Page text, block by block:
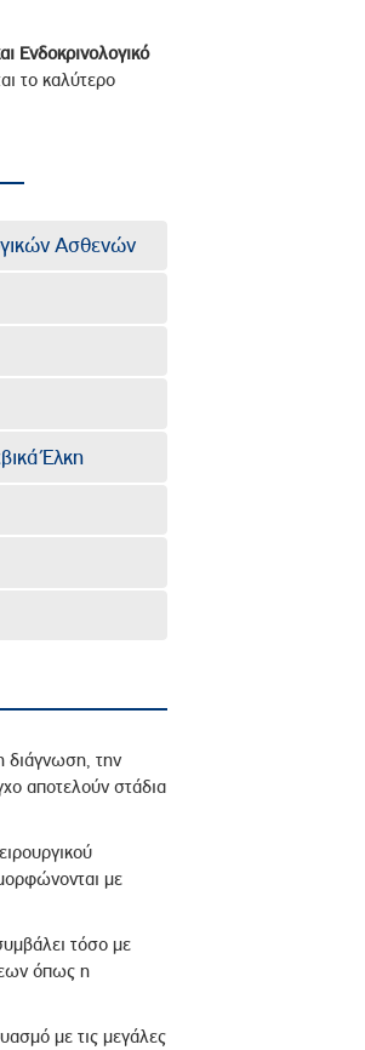
Ενδοκρινολογικό
το καλύτερο
Ασθενών
Έλκη
διάγνωση, την
αποτελούν στάδια
με
τόσο με
όπως η
με τις μεγάλες